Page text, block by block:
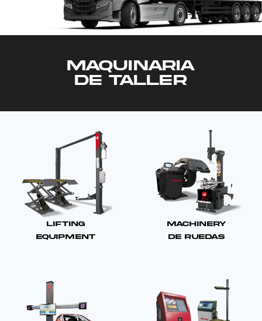
MAQUINARiA
DE TALLER
Lifting
Equipment
Machinery
de Ruedas